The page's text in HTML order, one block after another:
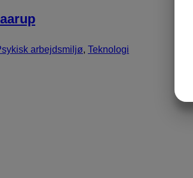
arbejdsmiljø, Teknologi